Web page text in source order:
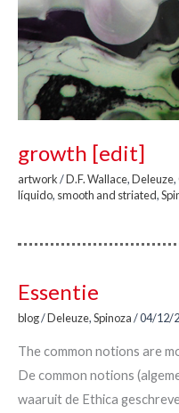
growth [edit]
artwork/D.F. Wallace,Deleuze,
líquido, smooth and striated,
Essentie
blog/Deleuze,Spinoza/04/12/
The common notions are
De common notions
waaruit de Ethica